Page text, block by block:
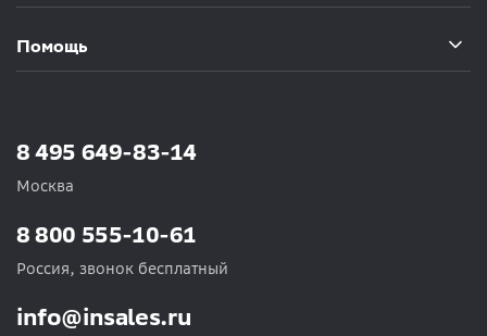
Помощь
8 495 649-83-14
Москва
info@insales.ru
8 800 555-10-61
Россия, звонок бесплатный